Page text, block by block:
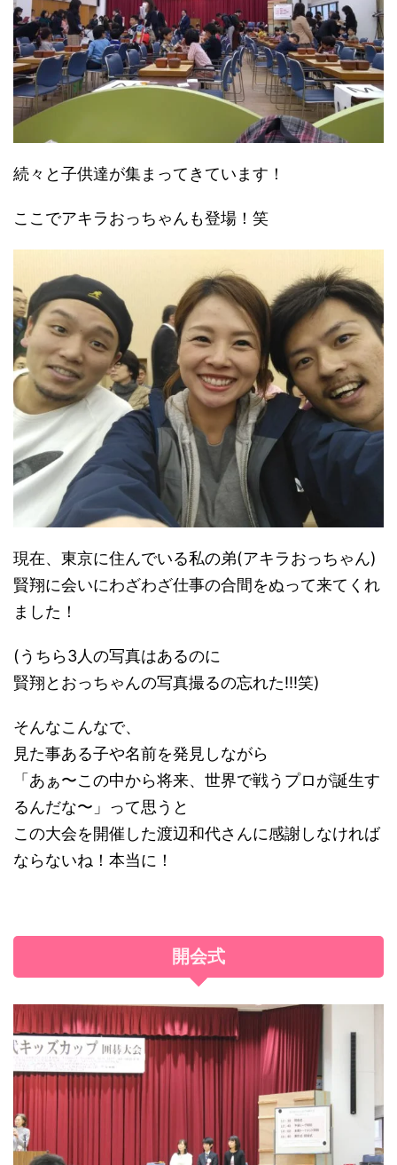
続々と子供達が集まってきています！
ここでアキラおっちゃんも登場！笑
現在、東京に住んでいる私の弟(アキラおっちゃん)
賢翔に会いにわざわざ仕事の合間をぬって来てくれ
ました！
(うちら3人の写真はあるのに
賢翔とおっちゃんの写真撮るの忘れた!!!笑)
そんなこんなで、
見た事ある子や名前を発見しながら
「あぁ〜この中から将来、世界で戦うプロが誕生す
るんだな〜」って思うと
この大会を開催した渡辺和代さんに感謝しなければ
ならないね！本当に！
開会式